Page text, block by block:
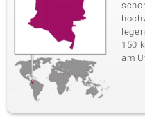
150
am